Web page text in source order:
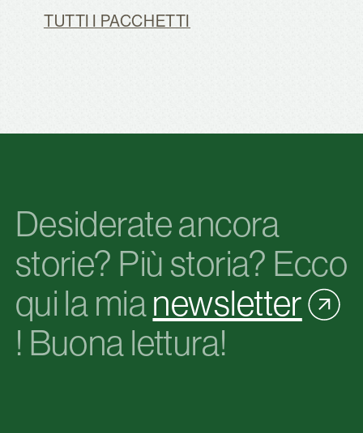
TUTTI I PACCHETTI
Desiderate ancora
storie? Più storia? Ecco
qui la mia newsletter
! Buona lettura!